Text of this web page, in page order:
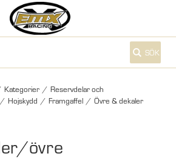
SÖK
Kategorier / Reservdelar och
/ Hojskydd / Framgaffel / Övre & dekaler
övre